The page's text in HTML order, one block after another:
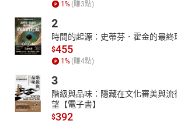
1 % (賺3點)
2
時間的起源：史蒂芬．霍金的最終
$455
1 % (賺4點)
3
階級與品味：隱藏在文化審美與
望【電子書】
$392